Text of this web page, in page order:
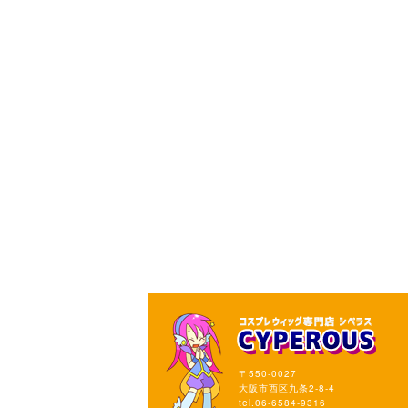
〒550-0027
大阪市西区九条2-8-4
tel.06-6584-9316